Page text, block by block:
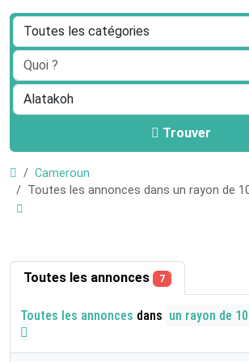
Trouver
Cameroun
Toutes les annonces dans un rayon de
Toutes les annonces 7
Toutes les annonces dans un rayon de